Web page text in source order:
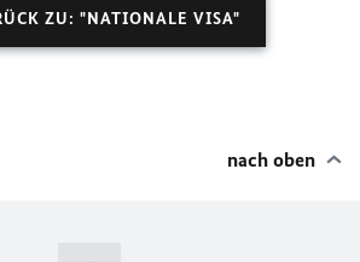
ZU: "NATIONALE VISA"
nach oben